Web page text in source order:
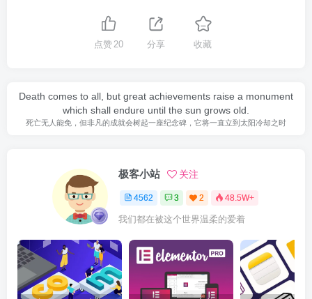
点赞20 分享 收藏
Death comes to all, but great achievements raise a monument
which shall endure until the sun grows old.
死亡无人能免，但非凡的成就会树起一座纪念碑，它将一直立到太阳冷却之时
极客小站 关注
4562 3 2 48.5W+
我们都在被这个世界温柔的爱着